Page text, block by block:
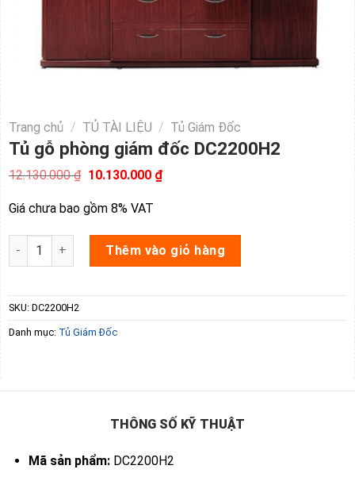
Trang chủ / TỦ TÀI LIỆU / Tủ Giám Đốc
Tủ gỗ phòng giám đốc DC2200H2
12.130.000₫ Giá
là:
12.130.000 ₫.
10.130.000 ₫Giá
hiện
Giá chưa bao gồm 8% VAT
Tủ gỗ phòng giám đốc DC2200H2 số lượng
Thêm vào giỏ hàng
SKU: DC2200H2
Danh mục: Tủ Giám Đốc
THÔNG SỐ KỸ THUẬT
Mã sản phẩm:DC2200H2